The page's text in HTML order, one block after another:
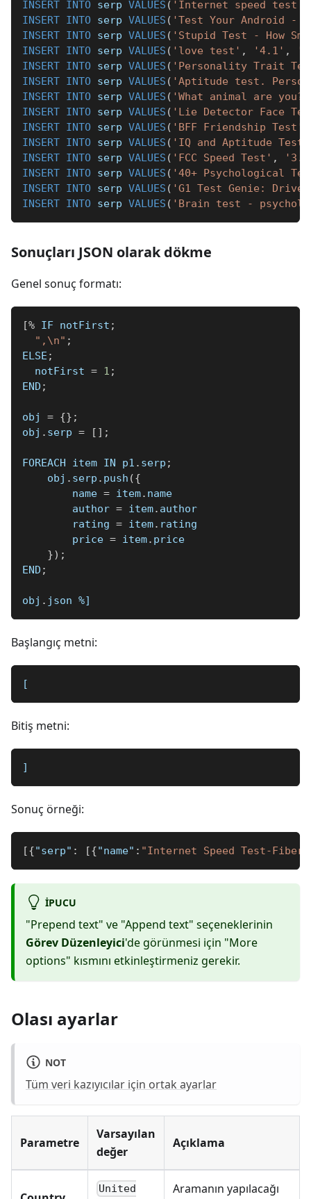
INSERT INTO serp VALUES ( 'Internet speed test
INSERT INTO serp VALUES ( 'Test Your Android -
INSERT INTO serp VALUES ( 'Stupid Test - How
INSERT INTO serp VALUES ( 'love test' , '4.1' ,
INSERT INTO serp VALUES ( 'Personality Trait
INSERT INTO serp VALUES ( 'Aptitude test.
INSERT INTO serp VALUES ( 'What animal are you?
INSERT INTO serp VALUES ( 'Lie Detector Face
INSERT INTO serp VALUES ( 'BFF Friendship Test'
INSERT INTO serp VALUES ( 'IQ and Aptitude
INSERT INTO serp VALUES ( 'FCC Speed Test' ,
INSERT INTO serp VALUES ( '40+ Psychological
INSERT INTO serp VALUES ( 'G1 Test Genie:
INSERT INTO serp VALUES ( 'Brain test -
Sonuçları JSON olarak dökme
Genel sonuç formatı:
[% IF notFirst ;
",\n" ;
ELSE ;
  notFirst
= 1 ;
END ;
obj = {} ;
obj . serp = [ ] ;
FOREACH item IN p1 . serp ;
    obj
. serp . push ({
        name
= item. name
        author
= item. author
        rating
= item. rating
        price
= item. price
}) ;
END ;
obj . json %]
Başlangıç metni:
[
Bitiş metni:
]
Sonuç örneği:
[{"serp" : [{"name" : "Internet Speed Test-
IPUCU
"Prepend text" ve "Append text" seçeneklerinin
Görev Düzenleyici'de görünmesi için "More
options" kısmını etkinleştirmeniz gerekir.
Olası ayarlar
NOT
Tüm veri kazıyıcılar için ortak ayarlar
Parametre
Varsayılan
değer
Açıklama
United
Aramanın yapılacağı